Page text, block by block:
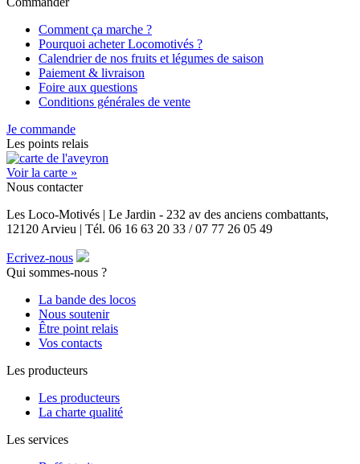
Comment ça marche ?
Pourquoi acheter Locomotivés ?
Calendrier de nos fruits et légumes de saison
Paiement & livraison
Foire aux questions
Conditions générales de vente
Je commande
Les points relais
Voir la carte »
Nous contacter
Les Loco-Motivés | Le Jardin - 232 av des anciens combattants,
12120 Arvieu | Tél. 06 16 63 20 33 / 07 77 26 05 49
Ecrivez-nous
Qui sommes-nous ?
La bande des locos
Nous soutenir
Être point relais
Vos contacts
Les producteurs
Les producteurs
La charte qualité
Les services